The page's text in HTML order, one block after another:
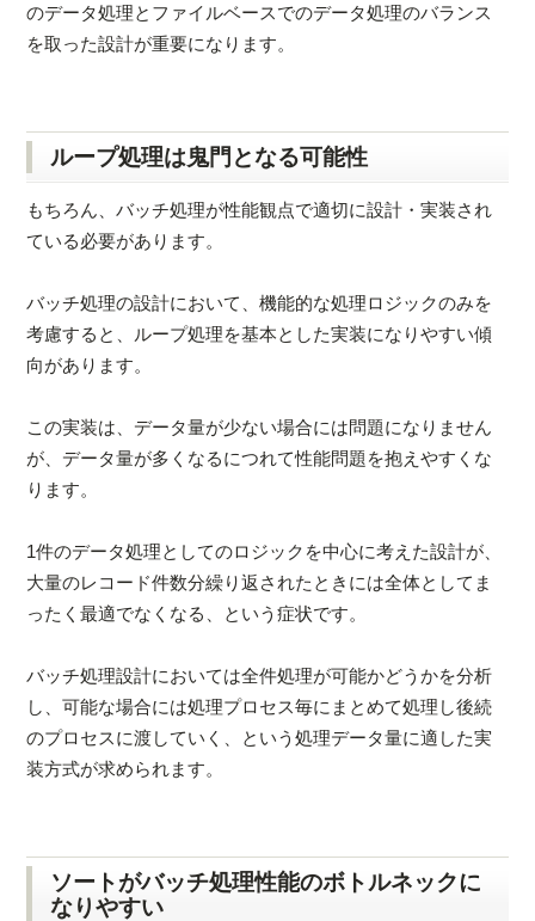
のデータ処理とファイルベースでのデータ処理のバランス
を取った設計が重要になります。
ループ処理は鬼門となる可能性
もちろん、バッチ処理が性能観点で適切に設計・実装され
ている必要があります。
バッチ処理の設計において、機能的な処理ロジックのみを
考慮すると、ループ処理を基本とした実装になりやすい傾
向があります。
この実装は、データ量が少ない場合には問題になりません
が、データ量が多くなるにつれて性能問題を抱えやすくな
ります。
1件のデータ処理としてのロジックを中心に考えた設計が、
大量のレコード件数分繰り返されたときには全体としてま
ったく最適でなくなる、という症状です。
バッチ処理設計においては全件処理が可能かどうかを分析
し、可能な場合には処理プロセス毎にまとめて処理し後続
のプロセスに渡していく、という処理データ量に適した実
装方式が求められます。
ソートがバッチ処理性能のボトルネックに
なりやすい